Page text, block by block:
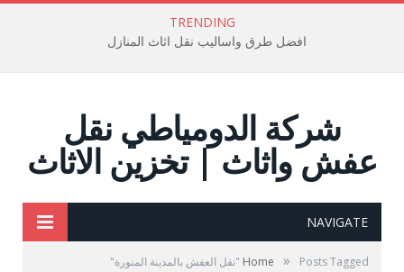
TRENDING
افضل طرق واساليب نقل اثاث المنازل
شركة الدومياطي نقل
عفش واثاث | تخزين الاثاث
NAVIGATE
Home » Posts Tagged "نقل العفش بالمدينة المنورة"